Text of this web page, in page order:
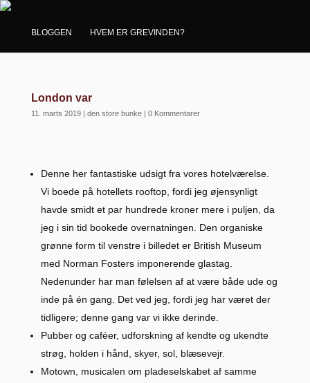
BLOGGEN HVEM ER GREVINDEN?
London var
11. marts 2019| den store bunke| 0 Kommentarer
Denne her fantastiske udsigt fra vores hotelværelse.
Vi boede på hotellets rooftop, fordi jeg øjensynligt
havde smidt et par hundrede kroner mere i puljen, da
jeg i sin tid bookede overnatningen. Den organiske
grønne form til venstre i billedet er British Museum
med Norman Fosters imponerende glastag.
Nedenunder har man følelsen af at være både ude og
inde på én gang. Det ved jeg, fordi jeg har været der
tidligere; denne gang var vi ikke derinde.
Pubber og caféer, udforskning af kendte og ukendte
strøg, holden i hånd, skyer, sol, blæsevejr.
Motown, musicalen om pladeselskabet af samme